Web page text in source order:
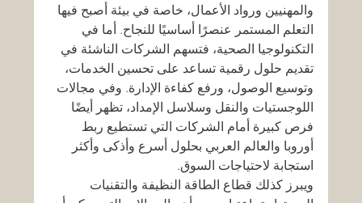
والمهنيين ورواد الأعمال، خاصة في بيئة أصبح فيها
التعلم المستمر عنصرًا أساسيًا للنجاح. أما في
التكنولوجيا الصحية، فتسهم الشركات الناشئة في
تقديم حلول رقمية تساعد على تحسين الخدمات،
وتوسيع الوصول، ورفع كفاءة الإدارة. وفي مجالات
اللوجستيات والنقل وسلاسل الإمداد، تظهر أيضًا
فرص كبيرة أمام الشركات التي تستطيع ربط
أوروبا والعالم العربي بحلول أسرع وأذكى وأكثر
استجابة لاحتياجات السوق.
ويبرز كذلك قطاع الطاقة النظيفة والتقنيات